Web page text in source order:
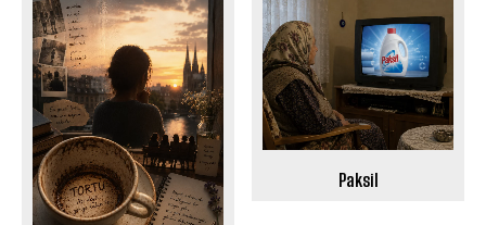
Paksil